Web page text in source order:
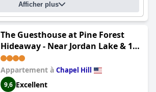
Afficher plus
The Guesthouse at Pine Forest
Hideaway - Near Jordan Lake & 12
Minutes to UNC
Appartement à Chapel Hill
9,6 Excellent